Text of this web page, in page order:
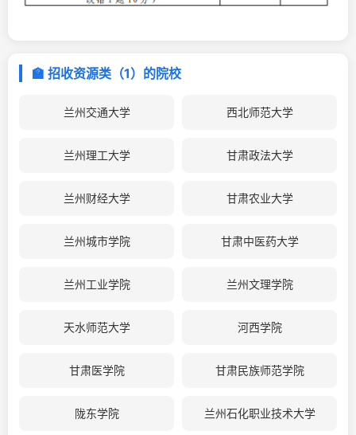
🏫 招收资源类（1）的院校
兰州交通大学 西北师范大学
兰州理工大学 甘肃政法大学
兰州财经大学 甘肃农业大学
兰州城市学院 甘肃中医药大学
兰州工业学院 兰州文理学院
天水师范大学 河西学院
甘肃医学院 甘肃民族师范学院
陇东学院 兰州石化职业技术大学